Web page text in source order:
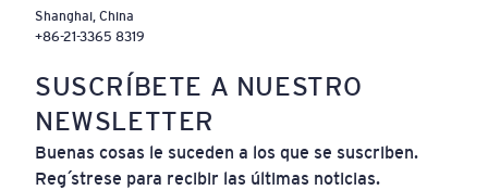
SUSCRÍBETE A NUESTRO
NEWSLETTER
Buenas cosas le suceden a los que se suscriben.
Regístrese para recibir las últimas noticias.
Shanghai, China
+86-21-3365 8319